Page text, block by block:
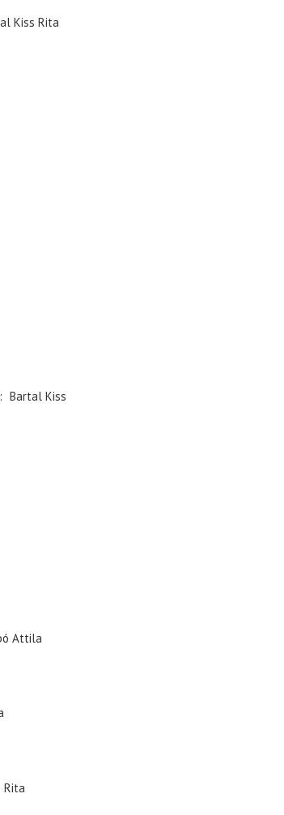
Kiss Rita
Bartal Kiss
Attila
Rita